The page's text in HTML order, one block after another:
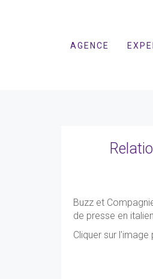
AGENCE
Buzz et
de presse en
Cliquer sur